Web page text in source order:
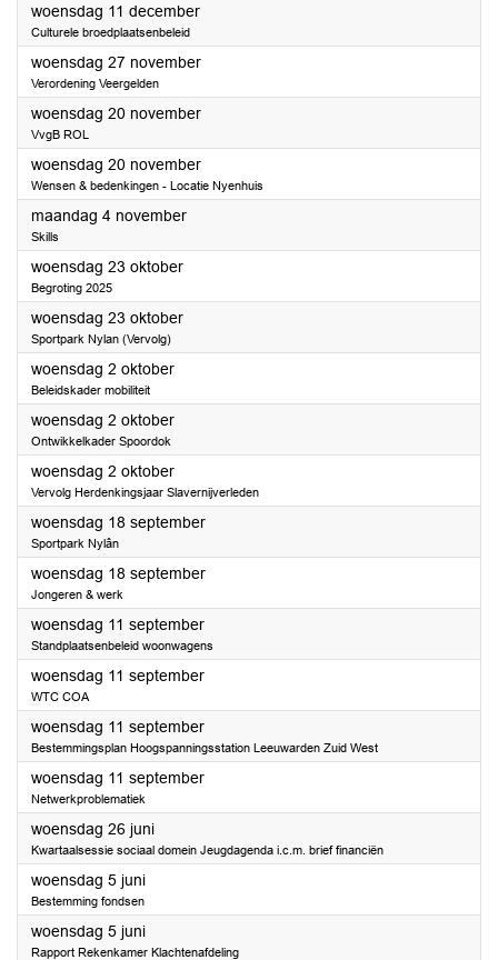
woensdag 11 december2024
Culturele broedplaatsenbeleid
woensdag 27 november2024
Verordening Veergelden
woensdag 20 november2024
VvgB ROL
woensdag 20 november2024
Wensen & bedenkingen - Locatie Nyenhuis
maandag 4 november2024
Skills
woensdag 23 oktober2024
Begroting 2025
woensdag 23 oktober2024
Sportpark Nylan (Vervolg)
woensdag 2 oktober2024
Beleidskader mobiliteit
woensdag 2 oktober2024
Ontwikkelkader Spoordok
woensdag 2 oktober2024
Vervolg Herdenkingsjaar Slavernijverleden
woensdag 18 september2024
Sportpark Nylân
woensdag 18 september2024
Jongeren & werk
woensdag 11 september2024
Standplaatsenbeleid woonwagens
woensdag 11 september2024
WTC COA
woensdag 11 september2024
Bestemmingsplan Hoogspanningsstation Leeuwarden Zuid West
woensdag 11 september2024
Netwerkproblematiek
woensdag 26 juni2024
Kwartaalsessie sociaal domein Jeugdagenda i.c.m. brief financiën
woensdag 5 juni2024
Bestemming fondsen
woensdag 5 juni2024
Rapport Rekenkamer Klachtenafdeling